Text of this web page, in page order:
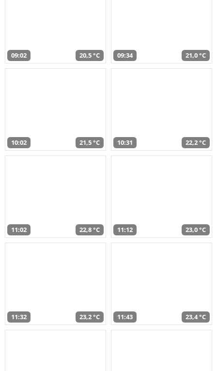
09:02 20,5 °C 09:34 21,0 °C
10:02 21,5 °C 10:31 22,2 °C
11:02 22,8 °C 11:12 23,0 °C
11:32 23,2 °C 11:43 23,4 °C